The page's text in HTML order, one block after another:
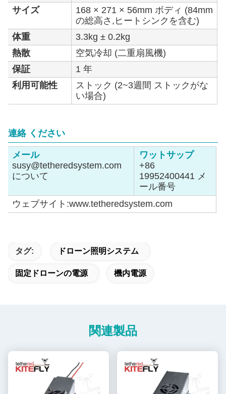
サイズ
168 × 271 × 56mm ボディ (84mm
の総高さ,ヒートシンクを含む)
体重
3.3kg ± 0.2kg
熱散
空気冷却 (二重扇風機)
保証
1 年
利用可能性
ストック (2~3週間 ストックがな
い場合)
連絡 ください
メール
susy@tetheredsystem.com
について
ワットサップ
+86
19952400441 メ
ール番号
ウェブサイト:www.tetheredsystem.com
タグ: ドローン照明システム
固定ドローンの電源 機内電源
関連製品